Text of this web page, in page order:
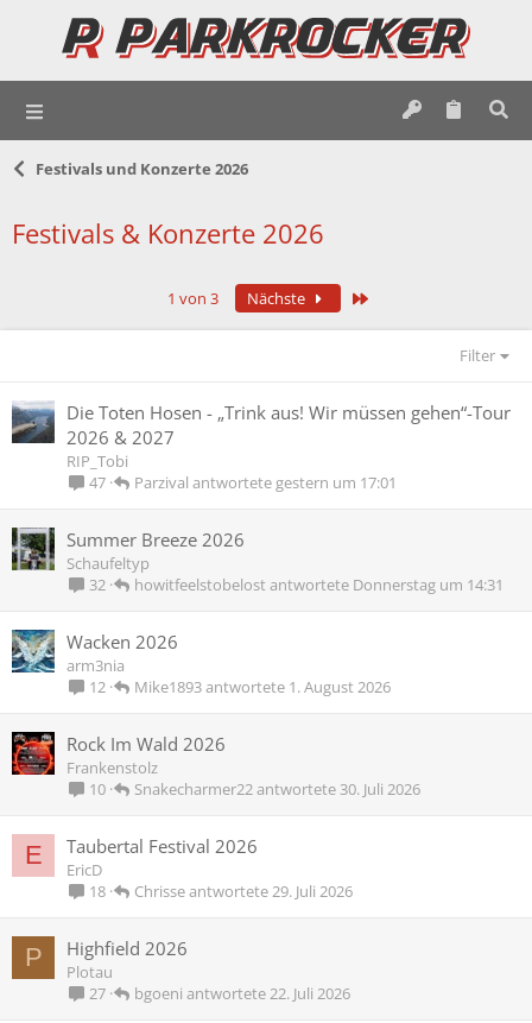
Festivals und Konzerte 2026
Festivals & Konzerte 2026
1 von 3 Nächste
Filter
Die Toten Hosen - „Trink aus! Wir müssen gehen“-Tour
2026 & 2027
RIP_Tobi
47
gestern um 17:01
Parzival
Summer Breeze 2026
Schaufeltyp
32
Donnerstag um 14:31
howitfeelstobelost
Wacken 2026
arm3nia
12
1. August 2026
Mike1893
Rock Im Wald 2026
Frankenstolz
10
30. Juli 2026
Snakecharmer22
E Taubertal Festival 2026
EricD
18
29. Juli 2026
Chrisse
P Highfield 2026
Plotau
27
22. Juli 2026
bgoeni